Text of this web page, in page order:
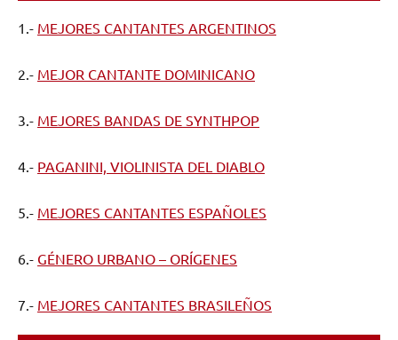
1.- MEJORES CANTANTES ARGENTINOS
2.- MEJOR CANTANTE DOMINICANO
3.- MEJORES BANDAS DE SYNTHPOP
4.- PAGANINI, VIOLINISTA DEL DIABLO
5.- MEJORES CANTANTES ESPAÑOLES
6.- GÉNERO URBANO – ORÍGENES
7.- MEJORES CANTANTES BRASILEÑOS